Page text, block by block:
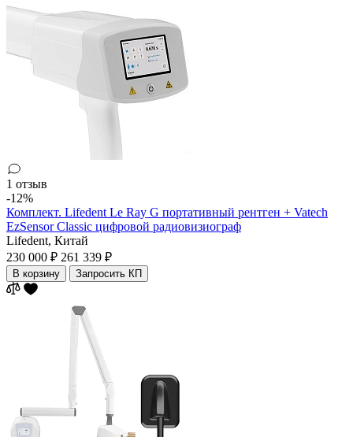
1 отзыв
-12%
Комплект. Lifedent Le Ray G портативный рентген + Vatech
EzSensor Classic цифровой радиовизиограф
Lifedent, Китай
230 000 ₽ 261 339 ₽
В корзину Запросить КП